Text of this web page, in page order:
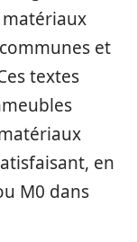
matériaux
et
textes
en
M0 dans